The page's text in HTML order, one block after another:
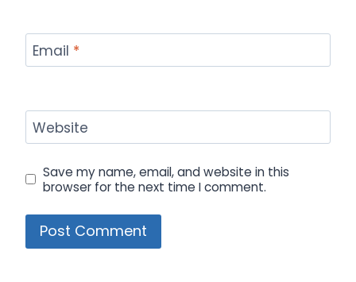
Email *
Website
Save my name, email, and website in this
browser for the next time I comment.